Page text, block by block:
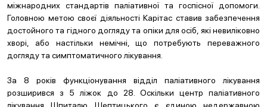
міжнародних стандартів паліативної та госпісної допомоги.
Головною метою своєї діяльності Карітас ставив забезпечення
достойного та гідного догляду та опіки для осіб, які невиліковно
хворі, або настільки немічні, що потребують переважного
догляду та симптоматичного лікування.
За 8 років функціонування відділ паліативного лікування
розширився з 5 ліжок до 28. Оскільки центр паліативного